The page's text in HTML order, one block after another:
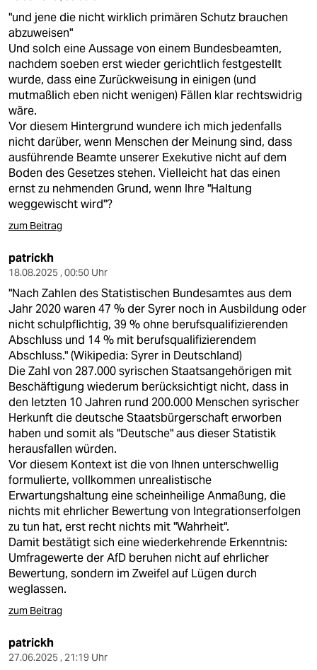
"und jene die nicht wirklich primären Schutz brauchen
abzuweisen"
Und solch eine Aussage von einem Bundesbeamten,
nachdem soeben erst wieder gerichtlich festgestellt
wurde, dass eine Zurückweisung in einigen (und
mutmaßlich eben nicht wenigen) Fällen klar rechtswidrig
wäre.
Vor diesem Hintergrund wundere ich mich jedenfalls
nicht darüber, wenn Menschen der Meinung sind, dass
ausführende Beamte unserer Exekutive nicht auf dem
Boden des Gesetzes stehen. Vielleicht hat das einen
ernst zu nehmenden Grund, wenn Ihre "Haltung
weggewischt wird"?
zum Beitrag
patrickh
18.08.2025 , 00:50 Uhr
"Nach Zahlen des Statistischen Bundesamtes aus dem
Jahr 2020 waren 47 % der Syrer noch in Ausbildung oder
nicht schulpflichtig, 39 % ohne berufsqualifizierenden
Abschluss und 14 % mit berufsqualifizierendem
Abschluss." (Wikipedia: Syrer in Deutschland)
Die Zahl von 287.000 syrischen Staatsangehörigen mit
Beschäftigung wiederum berücksichtigt nicht, dass in
den letzten 10 Jahren rund 200.000 Menschen syrischer
Herkunft die deutsche Staatsbürgerschaft erworben
haben und somit als "Deutsche" aus dieser Statistik
herausfallen würden.
Vor diesem Kontext ist die von Ihnen unterschwellig
formulierte, vollkommen unrealistische
Erwartungshaltung eine scheinheilige Anmaßung, die
nichts mit ehrlicher Bewertung von Integrationserfolgen
zu tun hat, erst recht nichts mit "Wahrheit".
Damit bestätigt sich eine wiederkehrende Erkenntnis:
Umfragewerte der AfD beruhen nicht auf ehrlicher
Bewertung, sondern im Zweifel auf Lügen durch
weglassen.
zum Beitrag
patrickh
27.06.2025 , 21:19 Uhr